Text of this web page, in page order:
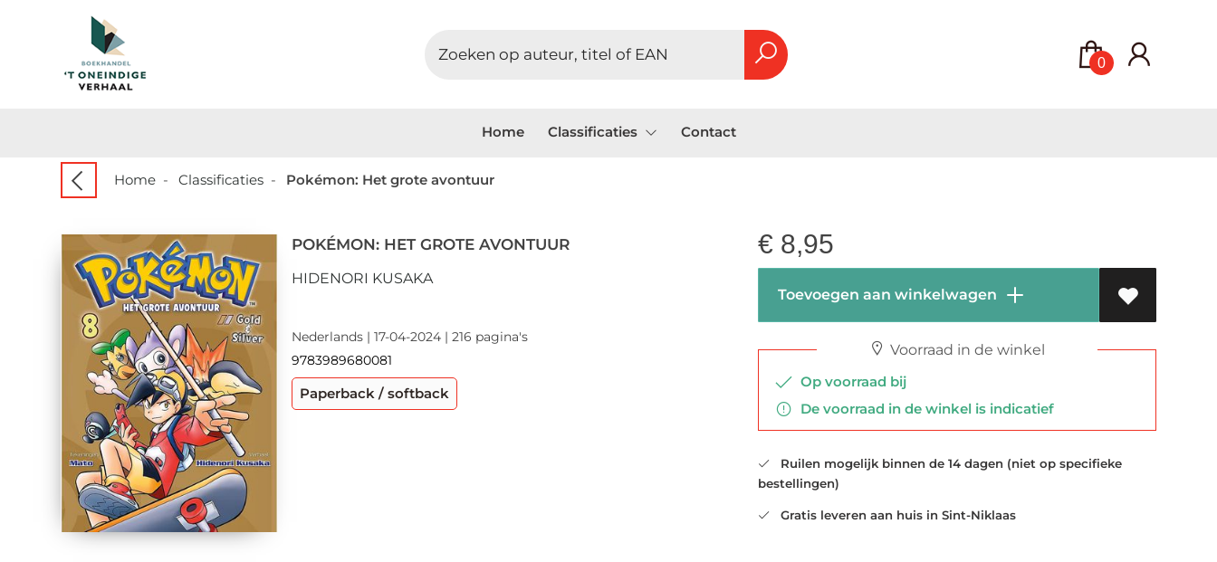
0
Home Classificaties Contact
Home - Classificaties - Pokémon: Het grote avontuur
POKÉMON: HET GROTE AVONTUUR
HIDENORI KUSAKA
Nederlands | 17-04-2024 | 216 pagina's
9783989680081
Paperback / softback
€ 8,95
Toevoegen aan winkelwagen
Voorraad in de winkel
Op voorraad bij
De voorraad in de winkel is indicatief
Ruilen mogelijk binnen de 14 dagen (niet op specifieke
bestellingen)
Gratis leveren aan huis in Sint-Niklaas